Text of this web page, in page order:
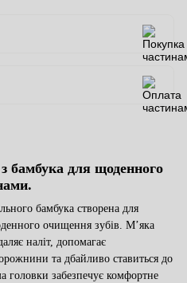
бамбука для щоденного
бамбука створена для
очищення зубів. М’яка
наліт, допомагає
та дбайливо ставиться до
головки забезпечує комфортне